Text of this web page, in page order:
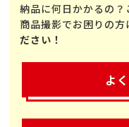
納品に何日かかるの
商品撮影でお困りの方
ださい！
よ